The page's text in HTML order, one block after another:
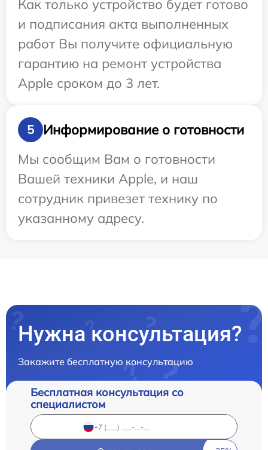
Как только устройство будет готово
и подписания акта выполненных
работ Вы получите официальную
гарантию на ремонт устройства
Apple сроком до 3 лет.
5
Информирование о готовности
Мы сообщим Вам о готовности
Вашей техники Apple, и наш
сотрудник привезет технику по
указанному адресу.
Нужна консультация?
Закажите бесплатную консультацию
Бесплатная консультация со
специалистом